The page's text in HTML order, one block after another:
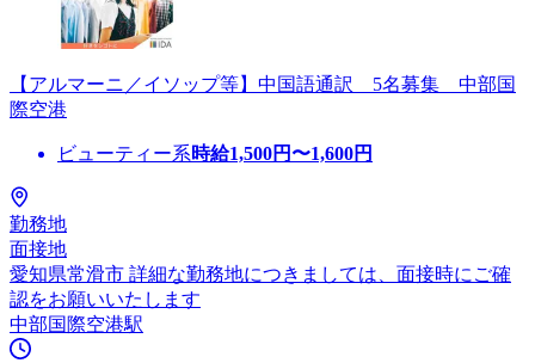
【アルマーニ／イソップ等】中国語通訳 5名募集 中部国
際空港
ビューティー系時給1,500円〜1,600円
勤務地
面接地
愛知県常滑市 詳細な勤務地につきましては、面接時にご確
認をお願いいたします
中部国際空港駅